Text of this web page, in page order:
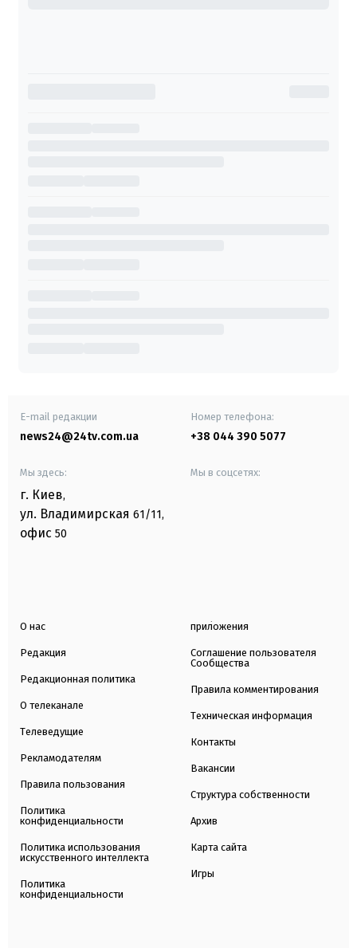
E-mail редакции
news24@24tv.com.ua
Номер телефона:
+38 044 390 5077
Мы здесь:
г. Киев,
ул. Владимирская 61/11,
офис 50
Мы в соцсетях:
О нас
Редакция
Редакционная политика
О телеканале
Телеведущие
Рекламодателям
Правила пользования
Политика
конфиденциальности
Политика использования
искусственного интеллекта
Политика
конфиденциальности
приложения
Соглашение пользователя
Сообщества
Правила комментирования
Техническая информация
Контакты
Вакансии
Структура собственности
Архив
Карта сайта
Игры